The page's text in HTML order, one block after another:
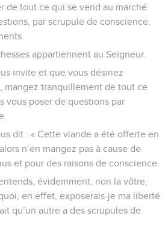
de tout ce qui se vend au marché
par scrupule de conscience,
appartiennent au Seigneur.
invite et que vous désiriez
mangez tranquillement de tout ce
vous poser de questions par
dit : « Cette viande a été offerte en
n’en mangez pas à cause de
et pour des raisons de conscience.
évidemment, non la vôtre,
en effet, exposerais-je ma liberté
qu’un autre a des scrupules de